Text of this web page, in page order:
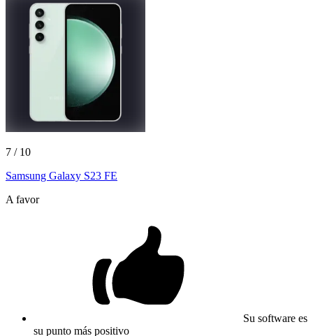
7 / 10
Samsung Galaxy S23 FE
A favor
Su software es
su punto más positivo